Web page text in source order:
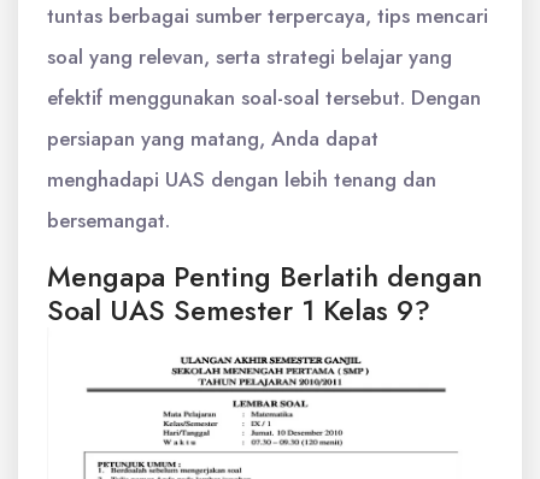
tuntas berbagai sumber terpercaya, tips mencari
soal yang relevan, serta strategi belajar yang
efektif menggunakan soal-soal tersebut. Dengan
persiapan yang matang, Anda dapat
menghadapi UAS dengan lebih tenang dan
bersemangat.
Mengapa Penting Berlatih dengan
Soal UAS Semester 1 Kelas 9?